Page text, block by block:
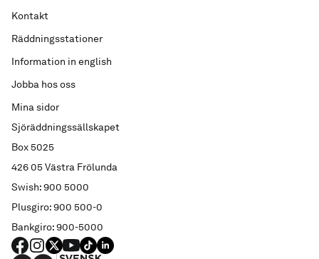
Sjöräddningssällskapet
Box 5025
426 05 Västra Frölunda
Swish: 900 5000
Plusgiro: 900 500-0
Bankgiro: 900-5000
Kontakt
Räddningsstationer
Information in english
Jobba hos oss
Mina sidor
FACEBOOK
Instagram
X YouTube
TIKTOKLINKED IN